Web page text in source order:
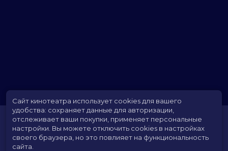
Сайт кинотеатра использует cookies для вашего
удобства: сохраняет данные для авторизации,
отслеживает ваши покупки, применяет персональные
настройки. Вы можете отключить cookies в настройках
своего браузера, но это повлияет на функциональность
сайта.